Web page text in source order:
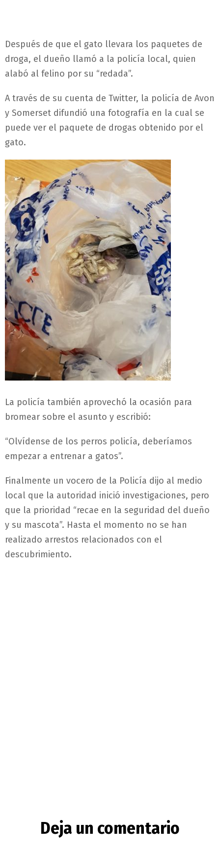
Después de que el gato llevara los paquetes de
droga, el dueño llamó a la policía local, quien
alabó al felino por su “redada”.
A través de su cuenta de Twitter, la policía de Avon
y Somerset difundió una fotografía en la cual se
puede ver el paquete de drogas obtenido por el
gato.
La policía también aprovechó la ocasión para
bromear sobre el asunto y escribió:
“Olvídense de los perros policía, deberíamos
empezar a entrenar a gatos”.
Finalmente un vocero de la Policía dijo al medio
local que la autoridad inició investigaciones, pero
que la prioridad “recae en la seguridad del dueño
y su mascota”. Hasta el momento no se han
realizado arrestos relacionados con el
descubrimiento.
Deja un comentario